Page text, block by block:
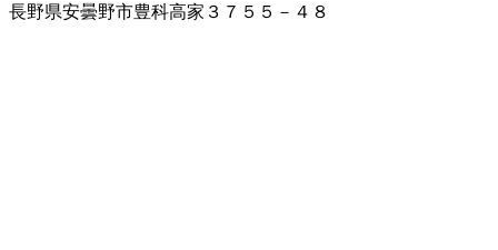
長野県安曇野市豊科高家３７５５－４８